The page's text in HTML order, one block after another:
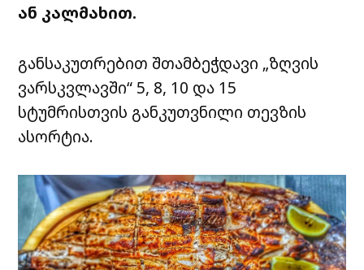
ან კალმახით.
განსაკუთრებით შთამბეჭდავი „ზღვის
ვარსკვლავში“ 5, 8, 10 და 15
სტუმრისთვის განკუთვნილი თევზის
ასორტია.